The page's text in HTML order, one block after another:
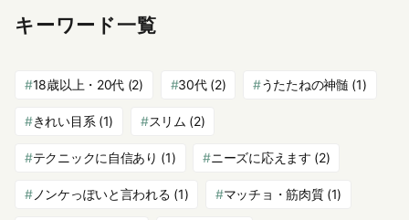
キーワード一覧
18歳以上・20代 (2) 30代(2) うたたねの神髄 (1)
きれい目系 (1) スリム (2)
テクニックに自信あり (1) ニーズに応えます (2)
ノンケっぽいと言われる (1) マッチョ・筋肉質(1)